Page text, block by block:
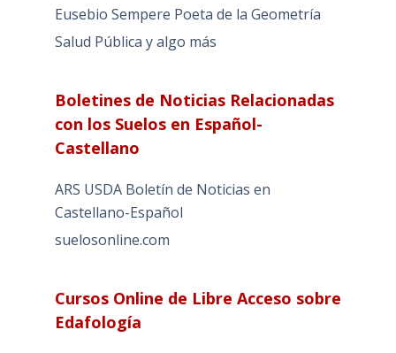
Eusebio Sempere Poeta de la Geometría
Salud Pública y algo más
Boletines de Noticias Relacionadas
con los Suelos en Español-
Castellano
ARS USDA Boletín de Noticias en
Castellano-Español
suelosonline.com
Cursos Online de Libre Acceso sobre
Edafología